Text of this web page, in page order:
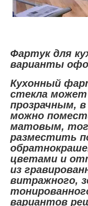
Фартук для
варианты
Кухонный
стекла
прозрачным,
можно
матовым,
разместить
цветами и
из
витражного,
вариантов